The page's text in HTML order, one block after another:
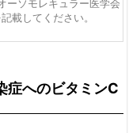
ーソモレキュラー医学会
載してください。
症へのビタミンC